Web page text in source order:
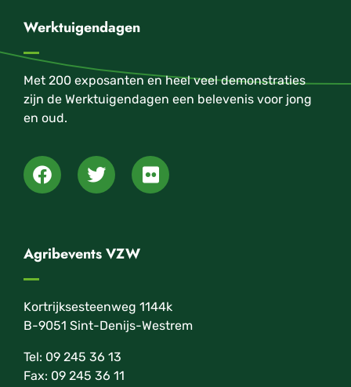
Werktuigendagen
Met 200 exposanten en heel veel demonstraties
zijn de Werktuigendagen een belevenis voor jong
en oud.
Agribevents VZW
Kortrijksesteenweg 1144k
B-9051 Sint-Denijs-Westrem
Tel: 09 245 36 13
Fax: 09 245 36 11